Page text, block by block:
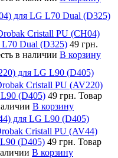
для LG L70 Dual (D325)
Cristall PU (CH04)
L70 Dual (D325) 49 грн.
в наличии В корзину
для LG L90 (D405)
Cristall PU (AV220)
(D405) 49 грн. Товар
В корзину
для LG L90 (D405)
Cristall PU (AV44)
(D405) 49 грн. Товар
В корзину